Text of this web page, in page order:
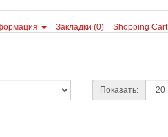
Закладки (0) Shopping Cart
Показать: